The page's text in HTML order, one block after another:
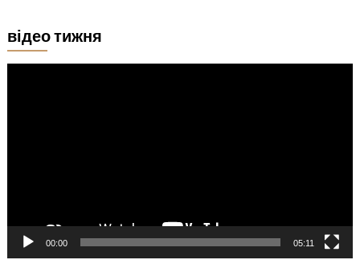
відео тижня
00:00 05:11